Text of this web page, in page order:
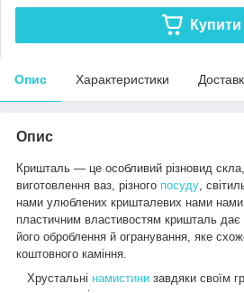
Купити
Опис Характеристики
Опис
Кришталь — це особливий різновид
виготовлення ваз, різного посуду ,
нами улюблених кришталевих нами
пластичним властивостям кришталь дає
його оброблення й огранування, яке
коштовного каміння.
Хрустальні намистини завдяки своїм